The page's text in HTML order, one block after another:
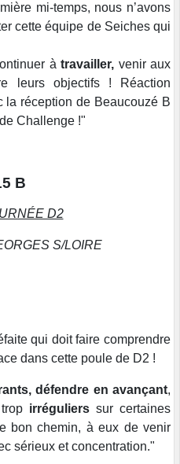
mi-temps, nous n’avons
cette équipe de Seiches qui
à travailler, venir aux
leurs objectifs ! Réaction
la réception de Beaucouzé B
Challenge !"
B
D2
S/LOIRE
qui doit faire comprendre
dans cette poule de D2 !
défendre en avançant,
irréguliers sur certaines
bon chemin, à eux de venir
sérieux et concentration."